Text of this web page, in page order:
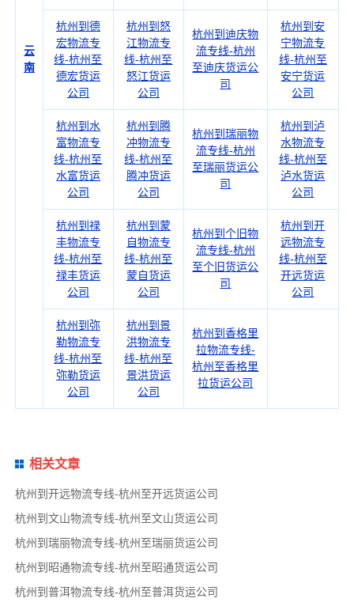
云
南
杭州到德
宏物流专
线-杭州至
德宏货运
公司
杭州到怒
江物流专
线-杭州至
怒江货运
公司
杭州到迪庆物
流专线-杭州
至迪庆货运公
司
杭州到安
宁物流专
线-杭州至
安宁货运
公司
杭州到水
富物流专
线-杭州至
水富货运
公司
杭州到腾
冲物流专
线-杭州至
腾冲货运
公司
杭州到瑞丽物
流专线-杭州
至瑞丽货运公
司
杭州到泸
水物流专
线-杭州至
泸水货运
公司
杭州到禄
丰物流专
线-杭州至
禄丰货运
公司
杭州到蒙
自物流专
线-杭州至
蒙自货运
公司
杭州到个旧物
流专线-杭州
至个旧货运公
司
杭州到开
远物流专
线-杭州至
开远货运
公司
杭州到弥
勒物流专
线-杭州至
弥勒货运
公司
杭州到景
洪物流专
线-杭州至
景洪货运
公司
杭州到香格里
拉物流专线-
杭州至香格里
拉货运公司
相关文章
杭州到开远物流专线-杭州至开远货运公司
杭州到文山物流专线-杭州至文山货运公司
杭州到瑞丽物流专线-杭州至瑞丽货运公司
杭州到昭通物流专线-杭州至昭通货运公司
杭州到普洱物流专线-杭州至普洱货运公司